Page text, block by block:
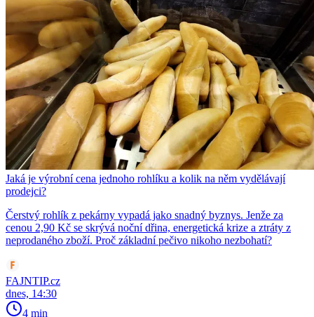
Jaká je výrobní cena jednoho rohlíku a kolik na něm vydělávají
prodejci?
Čerstvý rohlík z pekárny vypadá jako snadný byznys. Jenže za
cenou 2,90 Kč se skrývá noční dřina, energetická krize a ztráty z
neprodaného zboží. Proč základní pečivo nikoho nezbohatí?
FAJNTIP.cz
dnes, 14:30
4 min